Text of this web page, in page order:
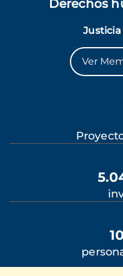
Derechos
Ver